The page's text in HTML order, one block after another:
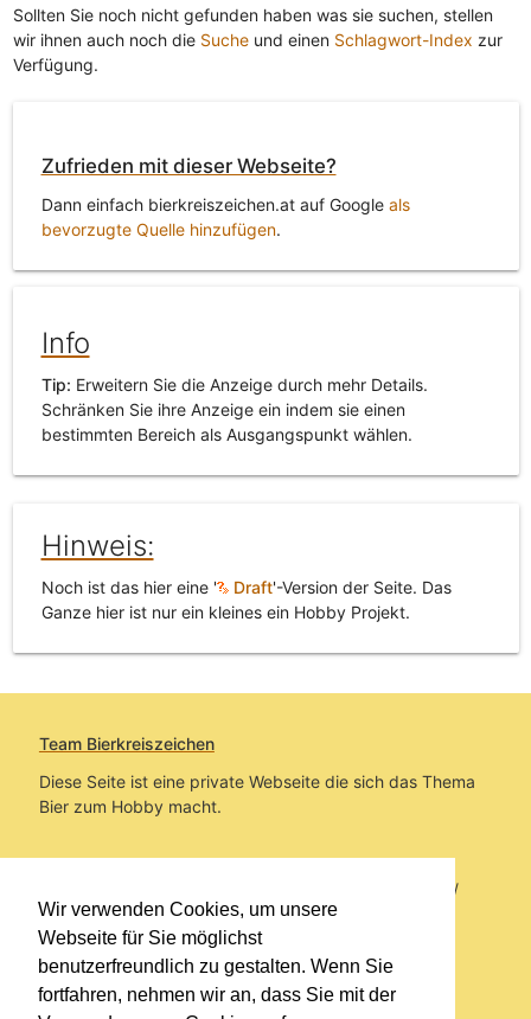
Wir verwenden Cookies, um unsere
Webseite für Sie möglichst
benutzerfreundlich zu gestalten. Wenn Sie
fortfahren, nehmen wir an, dass Sie mit der
Sollten Sie noch nicht gefunden haben was sie suchen, stellen
wir ihnen auch noch die Sucheund einen Schlagwort-Index zur
Verfügung.
Zufrieden mit dieser Webseite?
Dann einfach bierkreiszeichen.at auf Google als
bevorzugte Quelle hinzufügen.
Info
Tip: Erweitern Sie die Anzeige durch mehr Details.
Schränken Sie ihre Anzeige ein indem sie einen
bestimmten Bereich als Ausgangspunkt wählen.
Hinweis:
Noch ist das hier eine ' Draft'-Version der Seite. Das
Ganze hier ist nur ein kleines ein Hobby Projekt.
Team Bierkreiszeichen
Diese Seite ist eine private Webseite die sich das Thema
Bier zum Hobby macht.
Sie befinden sich auf https://www.bierkreiszeichen.at/
im Pfad:Übers Bier/Brauereien
Erstellt: 2026-08-07